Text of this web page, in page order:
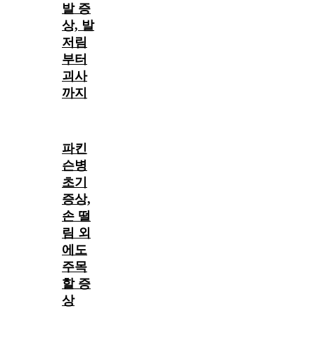
발 증
상, 발
저림
부터
괴사
까지
파킨
슨병
초기
증상,
손 떨
림 외
에도
주목
할 증
상